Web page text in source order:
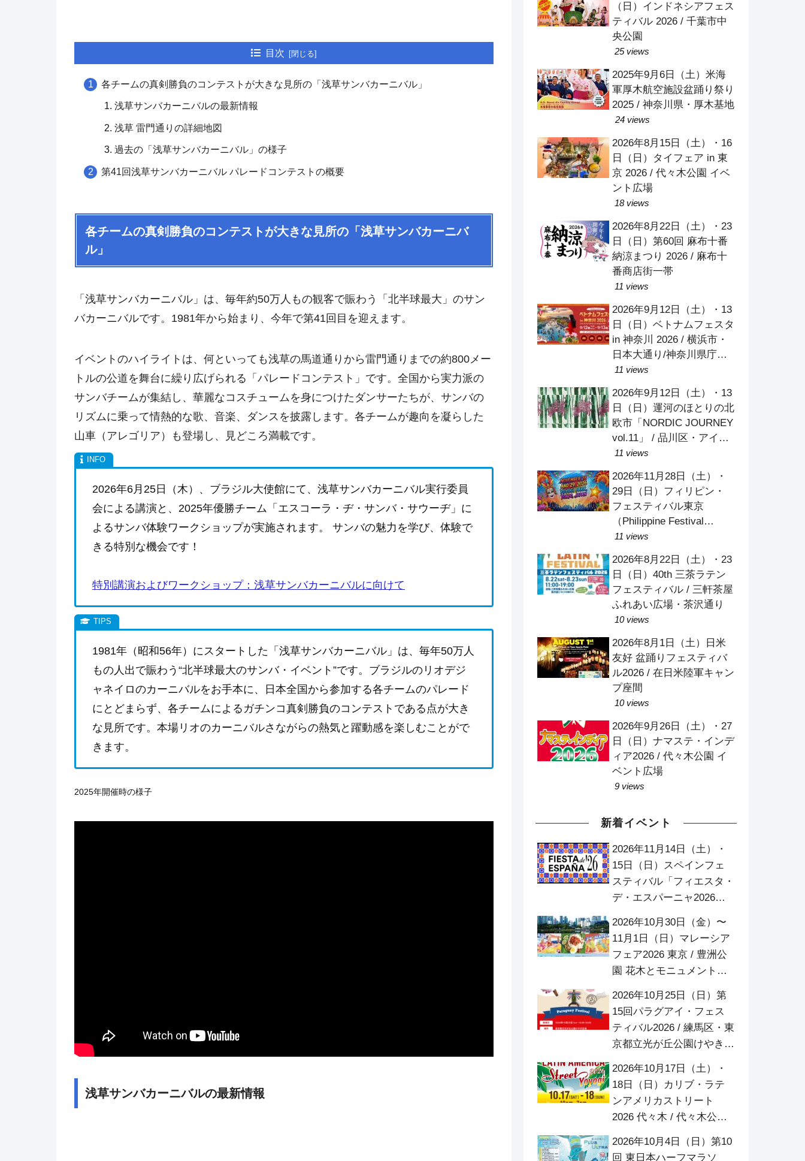
目次
各チームの真剣勝負のコンテストが大きな見所の「浅草サンバカーニバル」
浅草サンバカーニバルの最新情報
浅草 雷門通りの詳細地図
過去の「浅草サンバカーニバル」の様子
第41回浅草サンバカーニバル パレードコンテストの概要
各チームの真剣勝負のコンテストが大きな見所の「浅草サンバカーニバ
ル」
「浅草サンバカーニバル」は、毎年約50万人もの観客で賑わう「北半球最大」のサン
バカーニバルです。1981年から始まり、今年で第41回目を迎えます。
イベントのハイライトは、何といっても浅草の馬道通りから雷門通りまでの約800メー
トルの公道を舞台に繰り広げられる「パレードコンテスト」です。全国から実力派の
サンバチームが集結し、華麗なコスチュームを身につけたダンサーたちが、サンバの
リズムに乗って情熱的な歌、音楽、ダンスを披露します。各チームが趣向を凝らした
山車（アレゴリア）も登場し、見どころ満載です。
2026年6月25日（木）、ブラジル大使館にて、浅草サンバカーニバル実行委員
会による講演と、2025年優勝チーム「エスコーラ・ヂ・サンバ・サウーヂ」に
よるサンバ体験ワークショップが実施されます。 サンバの魅力を学び、体験で
きる特別な機会です！
特別講演およびワークショップ：浅草サンバカーニバルに向けて
1981年（昭和56年）にスタートした「浅草サンバカーニバル」は、毎年50万人
もの人出で賑わう“北半球最大のサンバ・イベント”です。ブラジルのリオデジ
ャネイロのカーニバルをお手本に、日本全国から参加する各チームのパレード
にとどまらず、各チームによるガチンコ真剣勝負のコンテストである点が大き
な見所です。本場リオのカーニバルさながらの熱気と躍動感を楽しむことがで
きます。
2025年開催時の様子
浅草サンバカーニバルの最新情報
（日）インドネシアフェス
ティバル 2026 / 千葉市中
央公園
25 views
2025年9月6日（土）米海
軍厚木航空施設盆踊り祭り
2025 / 神奈川県・厚木基地
24 views
2026年8月15日（土）・16
日（日）タイフェア in 東
京 2026 / 代々木公園 イベ
ント広場
18 views
2026年8月22日（土）・23
日（日）第60回 麻布十番
納涼まつり 2026 / 麻布十
番商店街一帯
11 views
2026年9月12日（土）・13
日（日）ベトナムフェスタ
in 神奈川 2026 / 横浜市・
日本大通り/神奈川県庁本
庁舎/象の鼻パーク
11 views
2026年9月12日（土）・13
日（日）運河のほとりの北
欧市「NORDIC JOURNEY
vol.11」 / 品川区・アイル
しながわ
11 views
2026年11月28日（土）・
29日（日）フィリピン・
フェスティバル東京
（Philippine Festival
Tokyo）2026 / 代々木公園
11 views
2026年8月22日（土）・23
日（日）40th 三茶ラテン
フェスティバル / 三軒茶屋
ふれあい広場・茶沢通り
10 views
2026年8月1日（土）日米
友好 盆踊りフェスティバ
ル2026 / 在日米陸軍キャン
プ座間
10 views
2026年9月26日（土）・27
日（日）ナマステ・インデ
ィア2026 / 代々木公園 イ
ベント広場
9 views
新着イベント
2026年11月14日（土）・
15日（日）スペインフェ
スティバル「フィエスタ・
デ・エスパーニャ2026」/
2026年10月30日（金）〜
11月1日（日）マレーシア
フェア2026 東京 / 豊洲公
園 花木とモニュメント広
2026年10月25日（日）第
15回パラグアイ・フェス
ティバル2026 / 練馬区・東
京都立光が丘公園けやき広
2026年10月17日（土）・
18日（日）カリブ・ラテ
ンアメリカストリート
2026 代々木 / 代々木公園
2026年10月4日（日）第10
回 東日本ハーフマラソ